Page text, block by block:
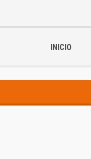
INICIO